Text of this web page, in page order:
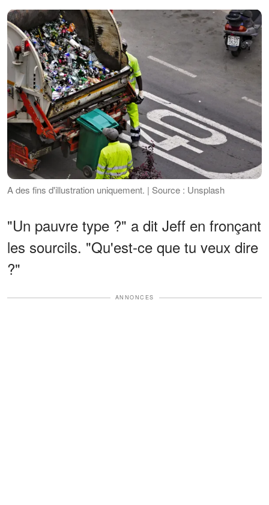
A des fins d'illustration uniquement. | Source : Unsplash
"Un pauvre type ?" a dit Jeff en fronçant
les sourcils. "Qu'est-ce que tu veux dire
?"
ANNONCES